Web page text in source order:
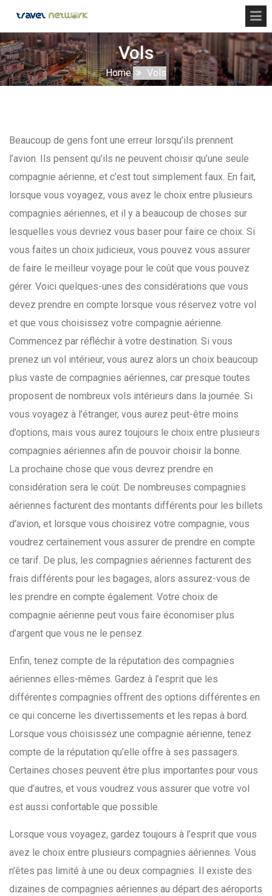
Vols
Home Vols
Beaucoup de gens font une erreur lorsqu’ils prennent
l’avion. Ils pensent qu’ils ne peuvent choisir qu’une seule
compagnie aérienne, et c’est tout simplement faux. En fait,
lorsque vous voyagez, vous avez le choix entre plusieurs
compagnies aériennes, et il y a beaucoup de choses sur
lesquelles vous devriez vous baser pour faire ce choix. Si
vous faites un choix judicieux, vous pouvez vous assurer
de faire le meilleur voyage pour le coût que vous pouvez
gérer. Voici quelques-unes des considérations que vous
devez prendre en compte lorsque vous réservez votre vol
et que vous choisissez votre compagnie aérienne.
Commencez par réfléchir à votre destination. Si vous
prenez un vol intérieur, vous aurez alors un choix beaucoup
plus vaste de compagnies aériennes, car presque toutes
proposent de nombreux vols intérieurs dans la journée. Si
vous voyagez à l’étranger, vous aurez peut-être moins
d’options, mais vous aurez toujours le choix entre plusieurs
compagnies aériennes afin de pouvoir choisir la bonne.
La prochaine chose que vous devrez prendre en
considération sera le coût. De nombreuses compagnies
aériennes facturent des montants différents pour les billets
d’avion, et lorsque vous choisirez votre compagnie, vous
voudrez certainement vous assurer de prendre en compte
ce tarif. De plus, les compagnies aériennes facturent des
frais différents pour les bagages, alors assurez-vous de
les prendre en compte également. Votre choix de
compagnie aérienne peut vous faire économiser plus
d’argent que vous ne le pensez.
Enfin, tenez compte de la réputation des compagnies
aériennes elles-mêmes. Gardez à l’esprit que les
différentes compagnies offrent des options différentes en
ce qui concerne les divertissements et les repas à bord.
Lorsque vous choisissez une compagnie aérienne, tenez
compte de la réputation qu’elle offre à ses passagers.
Certaines choses peuvent être plus importantes pour vous
que d’autres, et vous voudrez vous assurer que votre vol
est aussi confortable que possible.
Lorsque vous voyagez, gardez toujours à l’esprit que vous
avez le choix entre plusieurs compagnies aériennes. Vous
n’êtes pas limité à une ou deux compagnies. Il existe des
dizaines de compagnies aériennes au départ des aéroports